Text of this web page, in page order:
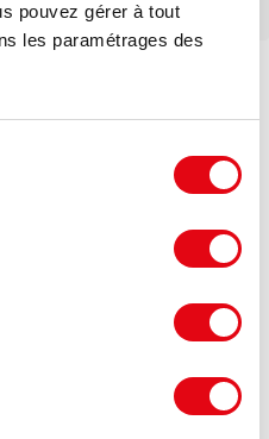
pouvez gérer à tout
les paramétrages des